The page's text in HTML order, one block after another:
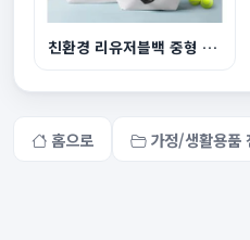
친환경 리유저블백 중형 440x360x150mm
홈으로 가정/생활용품